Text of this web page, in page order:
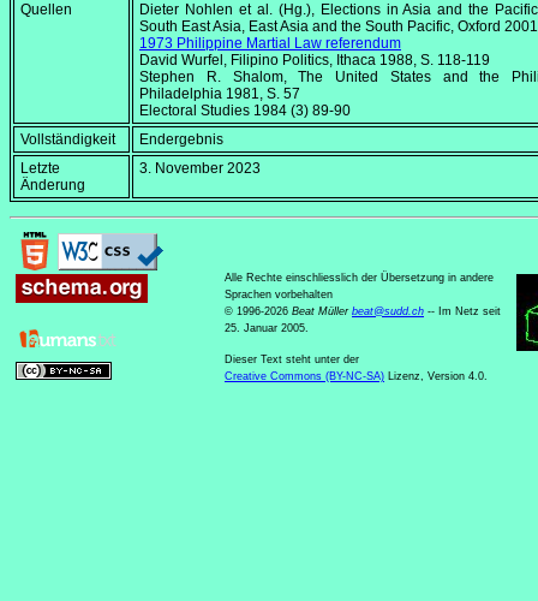
Quellen Dieter Nohlen et al. (Hg.), Elections in Asia and the
South East Asia, East Asia and the South Pacific, Oxford
1973 Philippine Martial Law referendum
David Wurfel, Filipino Politics, Ithaca 1988, S. 118-119
Stephen R. Shalom,The United States and the
Philadelphia 1981, S. 57
Electoral Studies 1984 (3) 89-90
Vollständigkeit
Endergebnis
Letzte
Änderung
3. November 2023
Alle Rechte einschliesslich der Übersetzung in andere
Sprachen vorbehalten
© 1996-2026 Beat Müller beat@sudd.ch -- Im Netz seit
25. Januar 2005.
Dieser Text steht unter der
Creative Commons (BY-NC-SA) Lizenz, Version 4.0.